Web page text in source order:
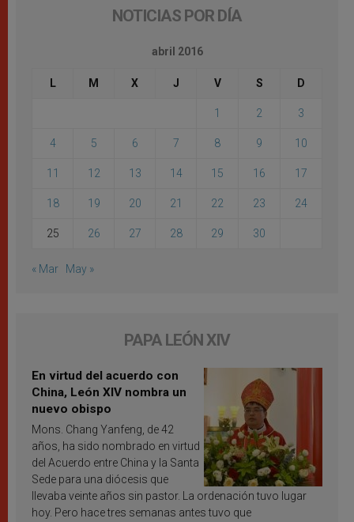
NOTICIAS POR DÍA
abril 2016
L M X J V S D
1 2 3
4 5 6 7 8 9 10
11 12 13 14 15 16 17
18 19 20 21 22 23 24
25 26 27 28 29 30
« Mar May »
PAPA LEÓN XIV
En virtud del acuerdo con
China, León XIV nombra un
nuevo obispo
Mons. Chang Yanfeng, de 42
años, ha sido nombrado en virtud
del Acuerdo entre China y la Santa
Sede para una diócesis que
llevaba veinte años sin pastor. La ordenación tuvo lugar
hoy. Pero hace tres semanas antes tuvo que